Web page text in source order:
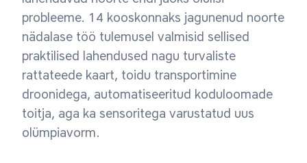
probleeme. 14 kooskonnaks jagunenud noorte
nädalase töö tulemusel valmisid sellised
praktilised lahendused nagu turvaliste
rattateede kaart, toidu transportimine
droonidega, automatiseeritud koduloomade
toitja, aga ka sensoritega varustatud uus
olümpiavorm.